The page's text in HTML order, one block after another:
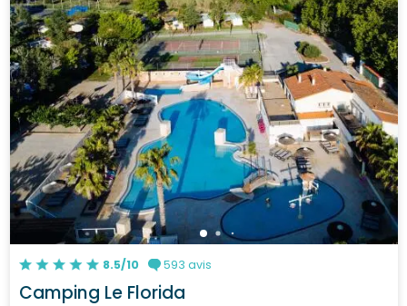
8.5/10 593 avis
Camping Le Florida